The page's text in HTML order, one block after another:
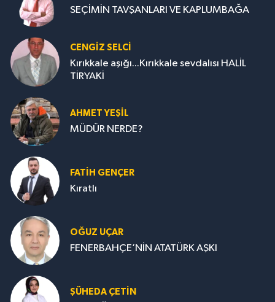
SEÇİMİN TAVŞANLARI VE KAPLUMBAĞA
CENGİZ SELCİ
Kırıkkale aşığı...Kırıkkale sevdalısı HALİL
TİRYAKİ
AHMET YEŞİL
MÜDÜR NERDE?
FATIH GENÇER
Kıratlı
OĞUZ UÇAR
FENERBAHÇE’NİN ATATÜRK AŞKI
ŞÜHEDA ÇETİN